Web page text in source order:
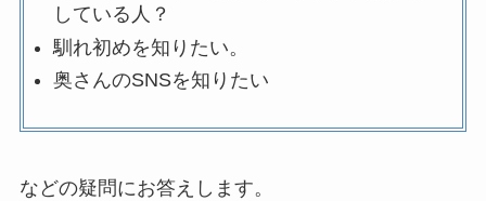
している人？
馴れ初めを知りたい。
奥さんのSNSを知りたい
などの疑問にお答えします。